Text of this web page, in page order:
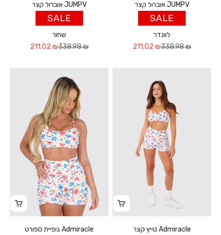
אוברול קצר JUMPV
SALE
שחור
Sale price
211.02 ₪Regular price
338.98 ₪
אוברול קצר JUMPV
SALE
לוונדר
Sale price
211.02 ₪Regular price
338.98 ₪
גופיית ספורט Admiracle טייץ קצר Admiracle